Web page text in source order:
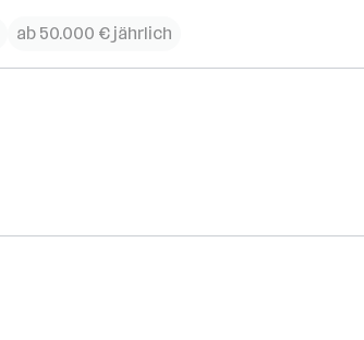
ab 50.000 € jährlich